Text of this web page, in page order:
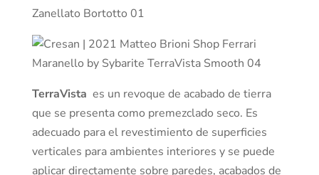
TerraVista es un revoque de acabado de tierra
que se presenta como premezclado seco. Es
adecuado para el revestimiento de superficies
verticales para ambientes interiores y se puede
aplicar directamente sobre paredes, acabados de